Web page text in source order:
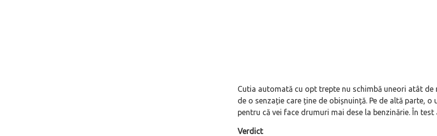
Cutia automată cu opt trepte nu schimbă uneori atât
de o senzație care ține de obișnuință. Pe de altă parte,
pentru că vei face drumuri mai dese la benzinărie. În
Verdict